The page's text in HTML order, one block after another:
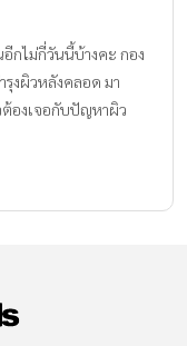
กไม่กี่วันนี้บ้างคะ กอง
รุงผิวหลังคลอด มา
องเจอกับปัญหาผิว
ลับมามีผิวสวยใส